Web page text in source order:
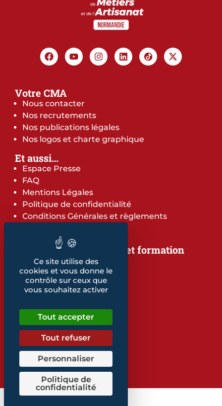
Votre CMA
Nous contacter
Nos recrutements
Nos publications légales
Nos logos et charte graphique
Et aussi…
Espace Presse
FAQ
Mentions Légales
Politique de confidentialité
Conditions Générales et règlements
Notre offre de services et formation
Notre offre de services
Notre offre de formation
Notre dépliant formation
Nos publications
Retrouvez également...
Notre glossaire
Ce site utilise des
cookies et vous donne le
contrôle sur ceux que
vous souhaitez activer
Tout accepter
Tout refuser
Personnaliser
Politique de
confidentialité